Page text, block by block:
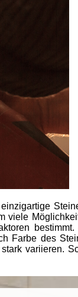
viele
Farbe des
variieren.